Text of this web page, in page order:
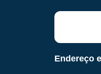
Endereço